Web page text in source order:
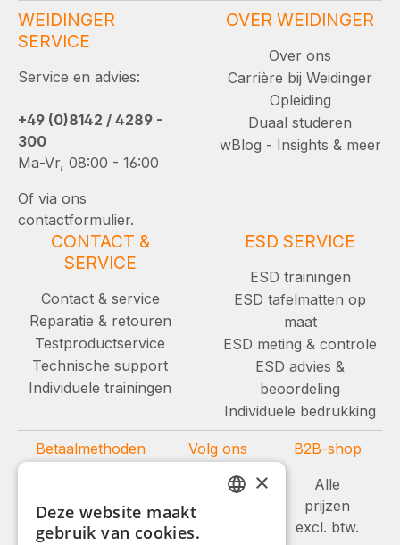
WEIDINGER
SERVICE
Service en advies:
+49 (0)8142 / 4289 -
300
Ma-Vr, 08:00 - 16:00
Of via ons
contactformulier.
OVER WEIDINGER
Over ons
Carrière bij Weidinger
Opleiding
Duaal studeren
wBlog - Insights & meer
CONTACT &
SERVICE
Contact & service
Reparatie & retouren
Testproductservice
Technische support
Individuele trainingen
ESD SERVICE
ESD trainingen
ESD tafelmatten op
maat
ESD meting & controle
ESD advies &
beoordeling
Individuele bedrukking
Betaalmethoden Volg ons
B2B-shop
Alle
prijzen
excl. btw.
×
Deze website maakt
gebruik van cookies.